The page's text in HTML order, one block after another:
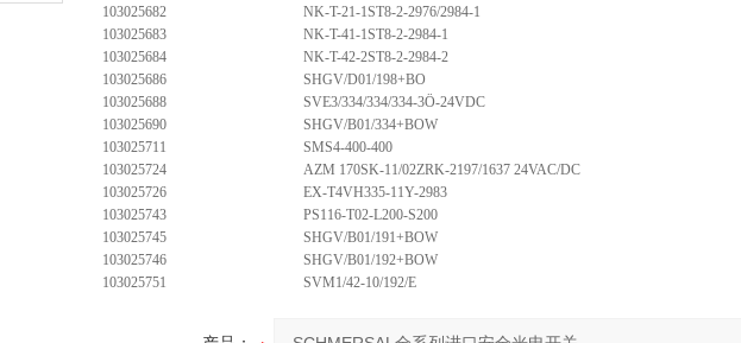
103025682
NK-T-21-1ST8-2-2976/2984-1
103025683
NK-T-41-1ST8-2-2984-1
103025684
NK-T-42-2ST8-2-2984-2
103025686
SHGV/D01/198+BO
103025688
SVE3/334/334/334-3Ö-24VDC
103025690
SHGV/B01/334+BOW
103025711
SMS4-400-400
103025724
AZM 170SK-11/02ZRK-2197/1637 24VAC/DC
103025726
EX-T4VH335-11Y-2983
103025743
PS116-T02-L200-S200
103025745
SHGV/B01/191+BOW
103025746
SHGV/B01/192+BOW
103025751
SVM1/42-10/192/E